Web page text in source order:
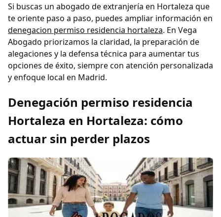
Si buscas un abogado de extranjería en Hortaleza que
te oriente paso a paso, puedes ampliar información en
denegacion permiso residencia hortaleza. En Vega
Abogado priorizamos la claridad, la preparación de
alegaciones y la defensa técnica para aumentar tus
opciones de éxito, siempre con atención personalizada
y enfoque local en Madrid.
Denegación permiso residencia
Hortaleza en Hortaleza: cómo
actuar sin perder plazos